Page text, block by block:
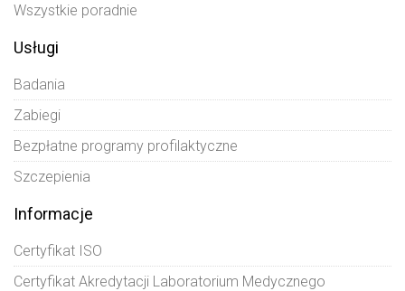
Wszystkie poradnie
Usługi
Badania
Zabiegi
Bezpłatne programy profilaktyczne
Szczepienia
Informacje
Certyfikat ISO
Certyfikat Akredytacji Laboratorium Medycznego